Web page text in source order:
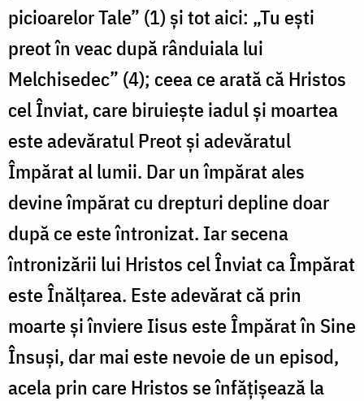
picioarelor Tale” (1) și tot aici: „Tu ești
preot în veac după rânduiala lui
Melchisedec” (4); ceea ce arată că Hristos
cel Înviat, care biruiește iadul și moartea
este adevăratul Preot și adevăratul
Împărat al lumii. Dar un împărat ales
devine împărat cu drepturi depline doar
după ce este întronizat. Iar secena
întronizării lui Hristos cel Înviat ca Împărat
este Înălțarea. Este adevărat că prin
moarte și înviere Iisus este Împărat în Sine
Însuși, dar mai este nevoie de un episod,
acela prin care Hristos se înfățișează la